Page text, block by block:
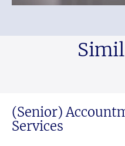
(Senior)
Services